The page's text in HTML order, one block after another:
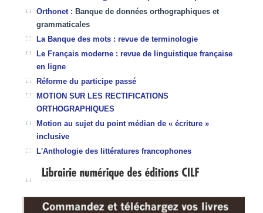
Orthonet : Banque de données orthographiques et
grammaticales
La Banque des mots :revue de terminologie
Le Français moderne : revue de linguistique française
en ligne
Réforme du participe passé
MOTION SUR LES RECTIFICATIONS
ORTHOGRAPHIQUES
Motionau sujet du point médian de « écriture »
inclusive
L'Anthologie des littératures francophones